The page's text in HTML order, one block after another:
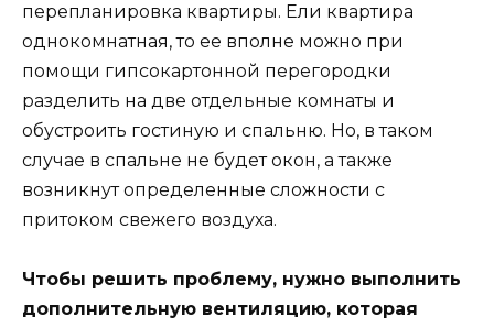
перепланировка квартиры. Ели квартира
однокомнатная, то ее вполне можно при
помощи гипсокартонной перегородки
разделить на две отдельные комнаты и
обустроить гостиную и спальню. Но, в таком
случае в спальне не будет окон, а также
возникнут определенные сложности с
притоком свежего воздуха.
Чтобы решить проблему, нужно выполнить
дополнительную вентиляцию, которая